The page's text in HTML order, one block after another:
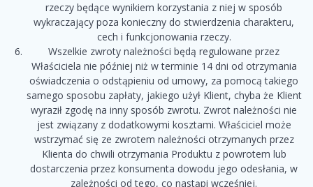
rzeczy będące wynikiem korzystania z niej w sposób
wykraczający poza konieczny do stwierdzenia charakteru,
cech i funkcjonowania rzeczy.
Wszelkie zwroty należności będą regulowane przez
Właściciela nie później niż w terminie 14 dni od otrzymania
oświadczenia o odstąpieniu od umowy, za pomocą takiego
samego sposobu zapłaty, jakiego użył Klient, chyba że Klient
wyraził zgodę na inny sposób zwrotu. Zwrot należności nie
jest związany z dodatkowymi kosztami. Właściciel może
wstrzymać się ze zwrotem należności otrzymanych przez
Klienta do chwili otrzymania Produktu z powrotem lub
dostarczenia przez konsumenta dowodu jego odesłania, w
zależności od tego, co nastąpi wcześniej.